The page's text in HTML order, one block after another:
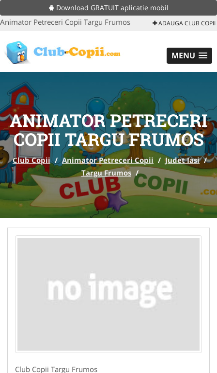
Download GRATUIT aplicatie mobil
Animator Petreceri Copii Targu Frumos ADAUGA CLUB COPII
MENU
ANIMATOR PETRECERI
COPII TARGU FRUMOS
Club Copii / Animator Petreceri Copii / Judet Iasi /
Targu Frumos /
Club Copii Targu Frumos